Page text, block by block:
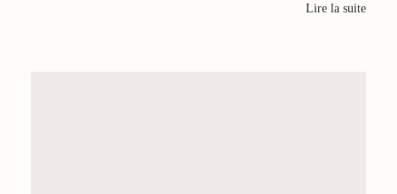
Lire la suite